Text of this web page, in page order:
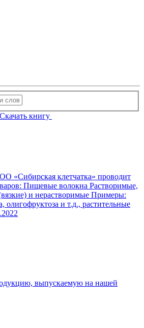
Скачать книгу
«Сибирская клетчатка» проводит
Пищевые волокна Растворимые,
и нерастворимые Примеры:
олигофруктоза и т.д., растительные
выпускаемую на нашей